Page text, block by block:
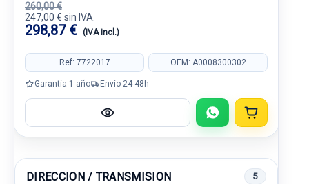
260,00 €
247,00 € sin IVA.
298,87 € (IVA incl.)
Ref: 7722017 OEM: A0008300302
Garantía 1 año Envío 24-48h
DIRECCION / TRANSMISION 5